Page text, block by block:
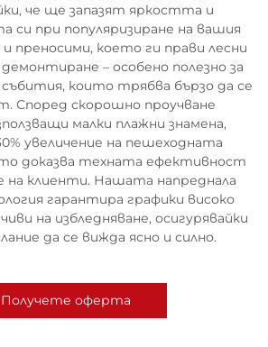
че ще запазят яркостта и
при популяризиране на вашия
и преносими, което ги прави лесни
– особено полезно за
които трябва бързо да се
Според скорошно проучване
малки плажни знамена,
увеличение на пешеходната
доказва техната ефективност
на клиенти. Нашата напреднала
гарантира графики високо
на избледняване, осигурявайки
да се вижда ясно и силно.
Получете оферта